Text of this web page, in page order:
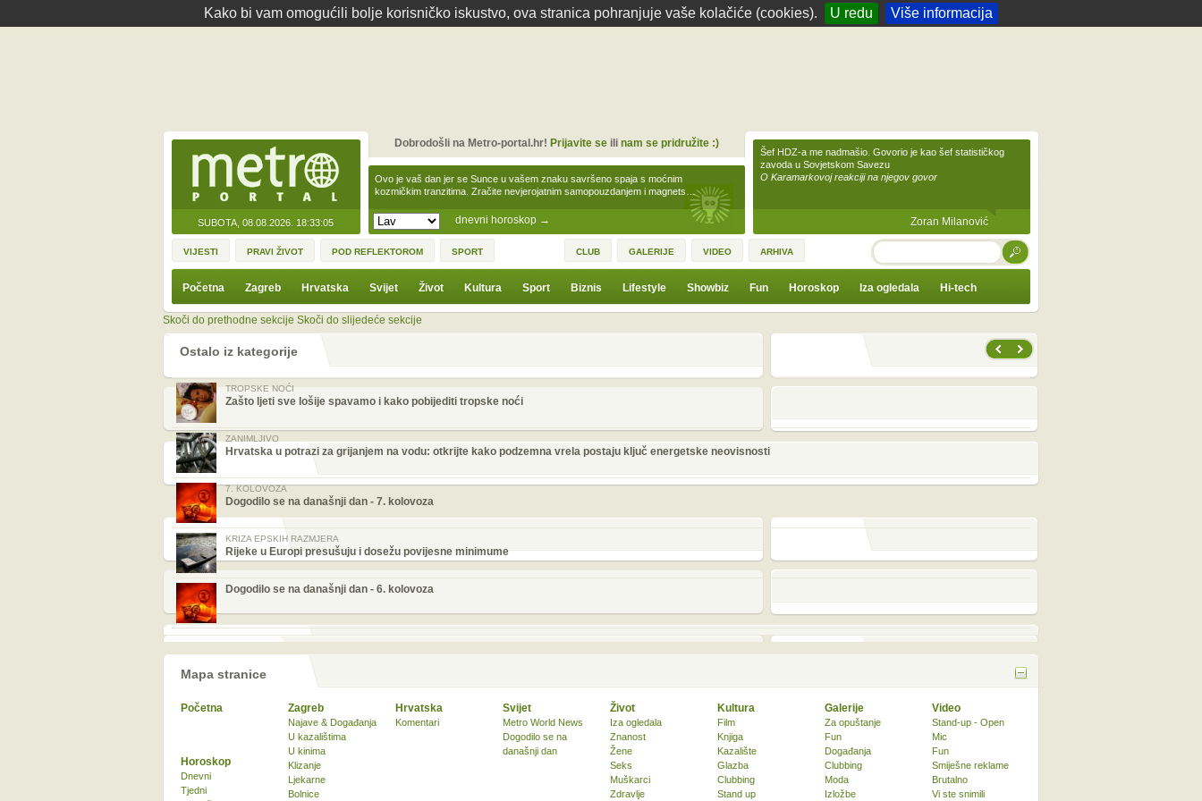
Kako bi vam omogućili bolje korisničko iskustvo, ova stranica pohranjuje vaše kolačiće (cookies). U redu Više informacija
SUBOTA, 08.08.2026. 18:33:05 dnevni horoskop →
Ovo je vaš dan jer se Sunce u vašem znaku savršeno spaja s moćnim
kozmičkim tranzitima. Zračite nevjerojatnim samopouzdanjem i magnets…
Dobrodošli na Metro-portal.hr! Prijavite seili nam se pridružite :)
Šef HDZ-a me nadmašio. Govorio je kao šef statističkog
zavoda u Sovjetskom Savezu
O Karamarkovoj reakciji na njegov govor
Zoran Milanović
VIJESTI PRAVI ŽIVOT POD REFLEKTOROM SPORT CLUB GALERIJE VIDEO ARHIVA TRAŽI
Početna Zagreb Hrvatska Svijet Život Kultura Sport Biznis Lifestyle Showbiz Fun Horoskop Iza ogledala Hi-tech
Skoči do prethodne sekcije Skoči do slijedeće sekcije
Ostalo iz kategorije
TROPSKE NOĆI
Zašto ljeti sve lošije spavamo i kako pobijediti tropske noći
ZANIMLJIVO
Hrvatska u potrazi za grijanjem na vodu: otkrijte kako podzemna vrela postaju ključ energetske neovisnosti
7. KOLOVOZA
Dogodilo se na današnji dan - 7. kolovoza
KRIZA EPSKIH RAZMJERA
Rijeke u Europi presušuju i dosežu povijesne minimume
Dogodilo se na današnji dan - 6. kolovoza
Mapa stranice
Početna Zagreb
Najave & Događanja
U kazalištima
U kinima
Klizanje
Ljekarne
Bolnice
Hrvatska
Komentari
Svijet
Metro World News
Dogodilo se na
današnji dan
Život
Iza ogledala
Znanost
Žene
Seks
Muškarci
Zdravlje
Kultura
Film
Knjiga
Kazalište
Glazba
Clubbing
Stand up
Horoskop
Dnevni
Tjedni
Galerije
Za opuštanje
Fun
Događanja
Clubbing
Moda
Izložbe
Video
Stand-up - Open
Mic
Fun
Smiješne reklame
Brutalno
Vi ste snimili